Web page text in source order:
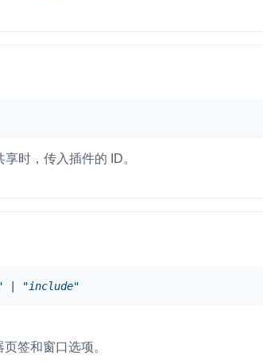
时，传入插件的 ID。
"include"
签和窗口选项。